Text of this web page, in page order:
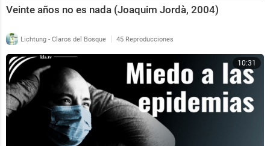
Veinte años no es nada (Joaquim Jordà, 2004)
Lichtung - Claros del Bosque | 45 Reproducciones
10:31